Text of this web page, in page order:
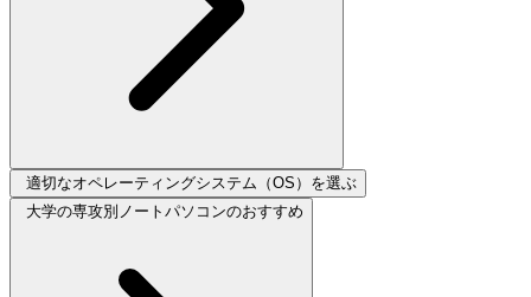
適切なオペレーティングシステム（OS）を選ぶ
大学の専攻別ノートパソコンのおすすめ